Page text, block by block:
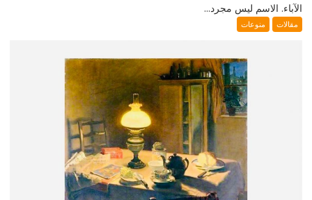
الآباء. الاسم ليس مجرد...
مقالات منوعات